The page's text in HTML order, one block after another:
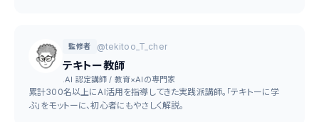
監修者 @tekitoo_T_cher
テキトー教師
.AI 認定講師 / 教育×AIの専門家
累計300名以上にAI活用を指導してきた実践派講師。「テキトーに学
ぶ」をモットーに、初心者にもやさしく解説。